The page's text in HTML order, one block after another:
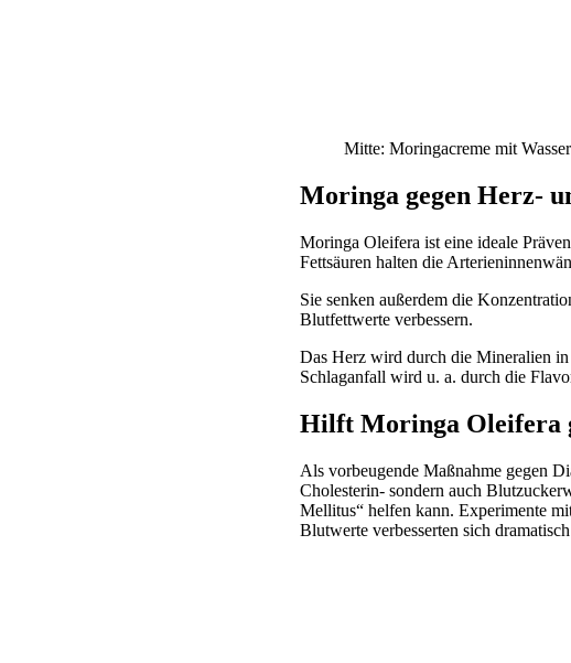
Mitte: Moringacreme mit
Moringa gegen Herz-
Moringa Oleifera ist eine ideale
Fettsäuren halten die
Sie senken außerdem die
Blutfettwerte verbessern.
Das Herz wird durch die Mineralien
Schlaganfall wird u. a. durch die
Hilft Moringa Oleifera
Als vorbeugende Maßnahme gegen
Cholesterin- sondern auch
Mellitus“ helfen kann. Experimente
Blutwerte verbesserten sich